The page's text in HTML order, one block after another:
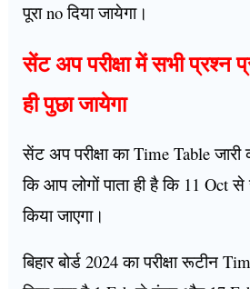
पूरा no दिया जायेगा।
सेंट अप परीक्षा में सभी प्रश्न
ही पुछा जायेगा
सेंट अप परीक्षा का Time Table
कि आप लोगों पाता ही है कि 11 Oct
किया जाएगा।
बिहार बोर्ड 2024 का परीक्षा रूटीन